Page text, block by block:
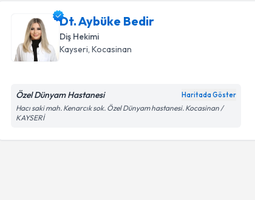
Dt. Aybüke Bedir
Diş Hekimi
Kayseri , Kocasinan
Özel Dünyam Hastanesi Haritada Göster
Hacı saki mah. Kenarcık sok. Özel Dünyam hastanesi. Kocasinan /
KAYSERİ